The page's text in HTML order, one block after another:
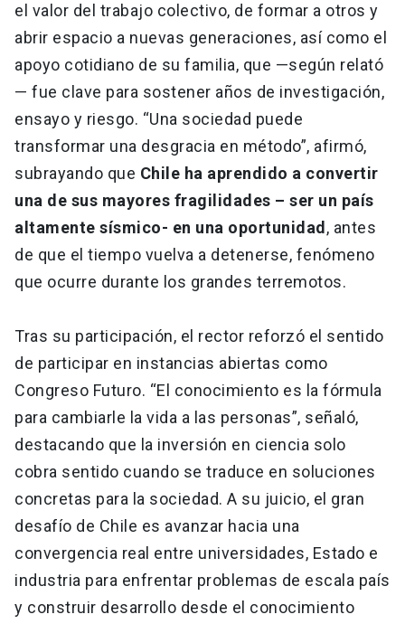
el valor del trabajo colectivo, de formar a otros y
abrir espacio a nuevas generaciones, así como el
apoyo cotidiano de su familia, que —según relató
— fue clave para sostener años de investigación,
ensayo y riesgo. “Una sociedad puede
transformar una desgracia en método”, afirmó,
subrayando que Chile ha aprendido a convertir
una de sus mayores fragilidades – ser un país
altamente sísmico- en una oportunidad , antes
de que el tiempo vuelva a detenerse, fenómeno
que ocurre durante los grandes terremotos.
Tras su participación, el rector reforzó el sentido
de participar en instancias abiertas como
Congreso Futuro. “El conocimiento es la fórmula
para cambiarle la vida a las personas”, señaló,
destacando que la inversión en ciencia solo
cobra sentido cuando se traduce en soluciones
concretas para la sociedad. A su juicio, el gran
desafío de Chile es avanzar hacia una
convergencia real entre universidades, Estado e
industria para enfrentar problemas de escala país
y construir desarrollo desde el conocimiento